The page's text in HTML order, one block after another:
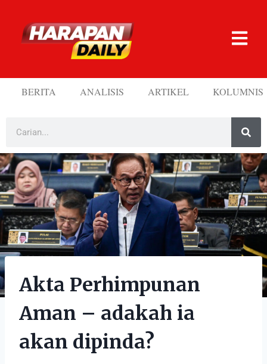
BERITA ANALISIS ARTIKEL KOLUMNIS
Akta Perhimpunan
Aman – adakah ia
akan dipinda?